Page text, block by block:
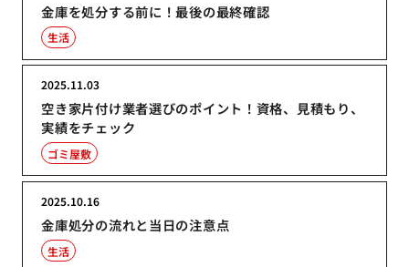
金庫を処分する前に！最後の最終確認
生活
空き家片付け業者選びのポイント！資格、見積もり、
実績をチェック
2025.11.03
ゴミ屋敷
金庫処分の流れと当日の注意点
2025.10.16
生活